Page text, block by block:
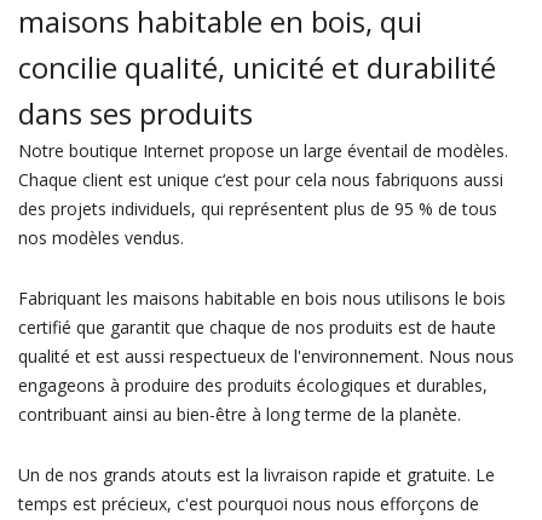
maisons habitable en bois, qui
concilie qualité, unicité et durabilité
dans ses produits
Notre boutique Internet propose un large éventail de modèles.
Chaque client est unique c‘est pour cela nous fabriquons aussi
des projets individuels, qui représentent plus de 95 % de tous
nos modèles vendus.
Fabriquant les maisons habitable en bois nous utilisons le bois
certifié que garantit que chaque de nos produits est de haute
qualité et est aussi respectueux de l'environnement. Nous nous
engageons à produire des produits écologiques et durables,
contribuant ainsi au bien-être à long terme de la planète.
Un de nos grands atouts est la livraison rapide et gratuite. Le
temps est précieux, c'est pourquoi nous nous efforçons de